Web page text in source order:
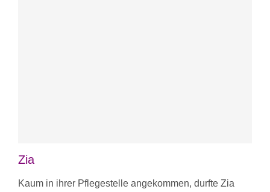
Zia
Kaum in ihrer Pflegestelle angekommen, durfte Zia